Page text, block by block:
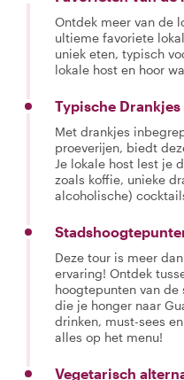
Ontdek meer van de
ultieme favoriete
uniek eten, typisch
lokale host en hoor
Typische Drankjes
Met drankjes
proeverijen, biedt
Je lokale host lest je
zoals koffie, unieke
alcoholische)
Deze tour is meer
ervaring! Ontdek
hoogtepunten van
die je honger naar
drinken, must-sees
alles op het menu!
Vegetarisch